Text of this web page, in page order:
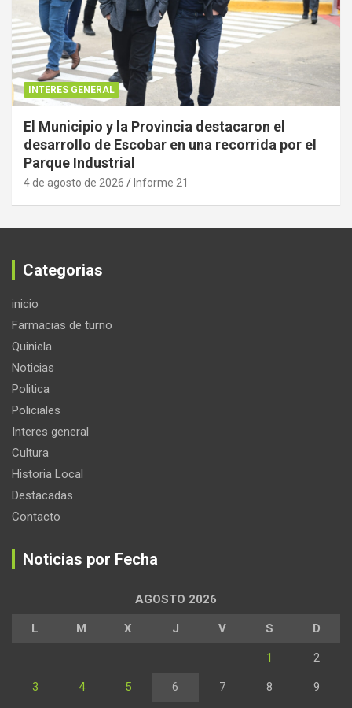
INTERES GENERAL
El Municipio y la Provincia destacaron el
desarrollo de Escobar en una recorrida por el
Parque Industrial
4 de agosto de 2026 Informe 21
Categorias
inicio
Farmacias de turno
Quiniela
Noticias
Politica
Policiales
Interes general
Cultura
Historia Local
Destacadas
Contacto
Noticias por Fecha
AGOSTO 2026
L M X J V S D
1 2
3 4 5 6 7 8 9